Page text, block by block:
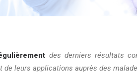
des derniers résultats
de leurs applications auprès des